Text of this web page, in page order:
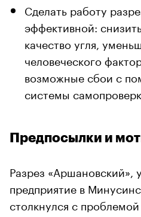
Сделать работу
эффективной:
качество угля,
человеческого
возможные сбои с
системы
Предпосылки и
Разрез «Аршановский»,
предприятие в
столкнулся с